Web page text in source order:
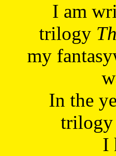
I am
trilogy
my
In the
trilogy
I